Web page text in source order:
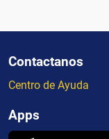
Contactanos
Centro de Ayuda
Apps